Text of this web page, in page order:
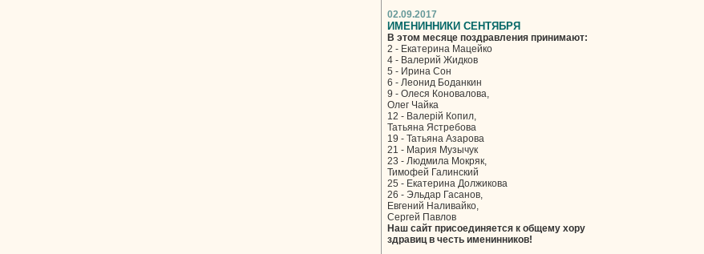
02.09.2017
ИМЕНИННИКИ СЕНТЯБРЯ
В этом месяце поздравления принимают:
2 - Екатерина Мацейко
4 - Валерий Жидков
5 - Ирина Сон
6 - Леонид Боданкин
9 - Олеся Коновалова,
Олег Чайка
12 - Валерій Копил,
Татьяна Ястребова
19 - Татьяна Азарова
21 - Мария Музычук
23 - Людмила Мокряк,
Тимофей Галинский
25 - Екатерина Должикова
26 - Эльдар Гасанов,
Евгений Наливайко,
Сергей Павлов
Наш сайт присоединяется к общему хору
здравиц в честь именинников!